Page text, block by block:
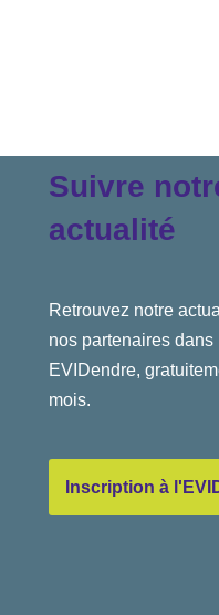
Suivre
actualité
Retrouvez notre
nos partenaires dans
EVIDendre,
mois.
Inscription à